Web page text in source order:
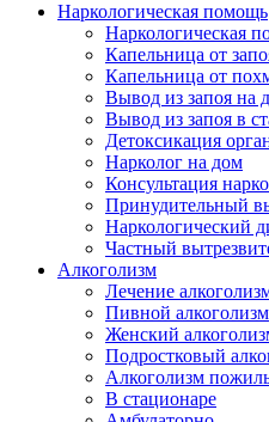
Наркологическая помощь
Наркологическая
Капельница от
Капельница от
Вывод из запоя на
Вывод из запоя в
Детоксикация
Нарколог на дом
Консультация
Принудительный
Наркологический
Частный
Алкоголизм
Лечение
Пивной алкоголизм
Женский
Подростковый
Алкоголизм
В стационаре